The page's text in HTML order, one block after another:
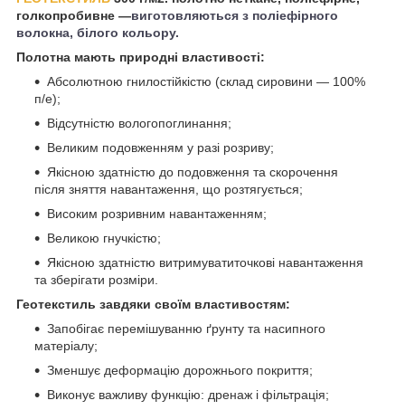
голкопробивне —виготовляються з поліефірного
волокна, білого кольору.
Полотна мають природні властивості:
Абсолютною гнилостійкістю (склад сировини — 100%
п/е);
Відсутністю вологопоглинання;
Великим подовженням у разі розриву;
Якісною здатністю до подовження та скорочення
після зняття навантаження, що розтягується;
Високим розривним навантаженням;
Великою гнучкістю;
Якісною здатністю витримуватиточкові навантаження
та зберігати розміри.
Геотекстиль завдяки своїм властивостям:
Запобігає перемішуванню ґрунту та насипного
матеріалу;
Зменшує деформацію дорожнього покриття;
Виконує важливу функцію: дренаж і фільтрація;